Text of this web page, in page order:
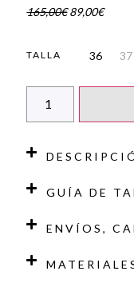
165,00€ 89,00€
TALLA 36 37
GUÍA DE
ENVÍOS,